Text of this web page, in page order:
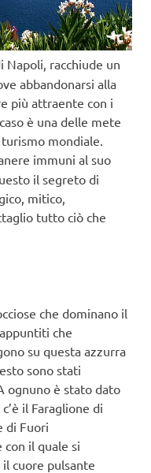
Napoli, racchiude un
abbandonarsi alla
più attraente con i
è una delle mete
mondiale.
immuni al suo
il segreto di
mitico,
tutto ciò che
che dominano il
che
su questa azzurra
sono stati
ognuno è stato dato
il Faraglione di
di Fuori
con il quale si
cuore pulsante